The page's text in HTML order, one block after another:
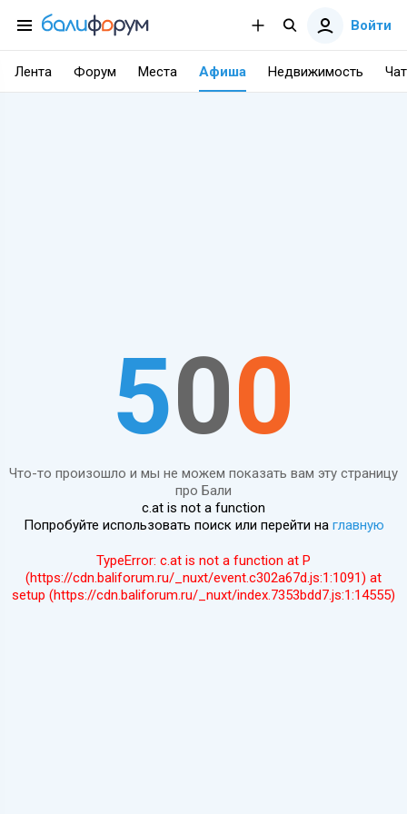
Войти
Лента Форум Места Афиша Недвижимость Чат
500
Что-то произошло и мы не можем показать вам эту страницу
про Бали
c.at is not a function
Попробуйте использовать поиск или перейти на главную
TypeError: c.at is not a function at P
(https://cdn.baliforum.ru/_nuxt/event.c302a67d.js:1:1091) at
setup (https://cdn.baliforum.ru/_nuxt/index.7353bdd7.js:1:14555)